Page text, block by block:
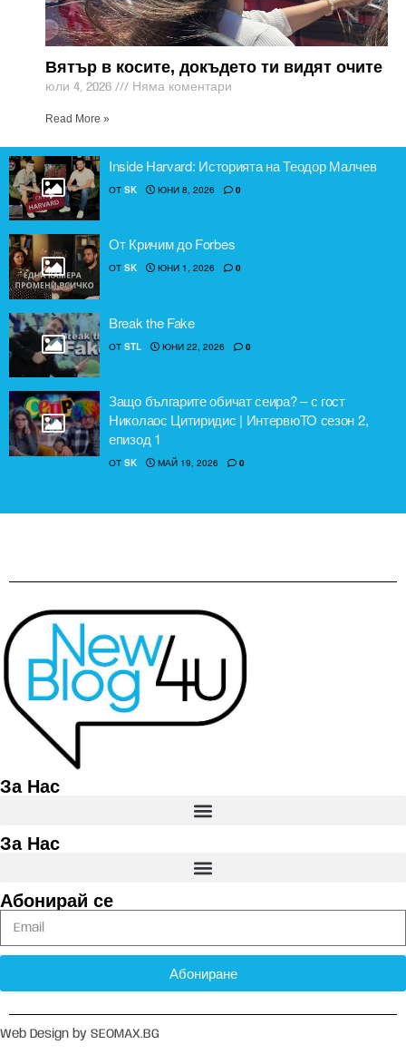
Вятър в косите, докъдето ти видят очите
юли 4, 2026 Няма коментари
Read More »
Inside Harvard: Историята на Теодор Малчев
ОТ SK ЮНИ 8, 2026 0
От Кричим до Forbes
ОТ SK ЮНИ 1, 2026 0
Break the Fake
ОТ STL ЮНИ 22, 2026 0
Защо българите обичат сеира? – с гост
Николаос Цитиридис | ИнтервюТО сезон 2,
епизод 1
ОТ SK МАЙ 19, 2026 0
За Нас
За Нас
Абонирай се
Абониране
Web Design by SEOMAX.BG